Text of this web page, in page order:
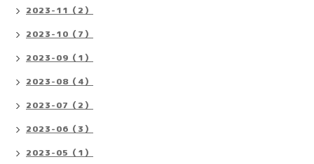
2023-11（2）
2023-10（7）
2023-09（1）
2023-08（4）
2023-07（2）
2023-06（3）
2023-05（1）